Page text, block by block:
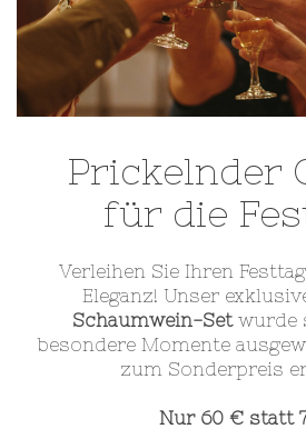
Prickelnder
für die
Verleihen Sie Ihren
Eleganz! Unser
Schaumwein-Setwurde
besondere Momente
zum Sonderpreis
Nur 60 € statt